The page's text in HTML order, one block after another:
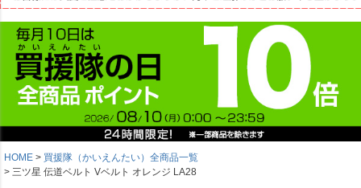
HOME
買援隊（かいえんたい）全商品一覧
三ツ星 伝道ベルト Vベルト オレンジ LA28